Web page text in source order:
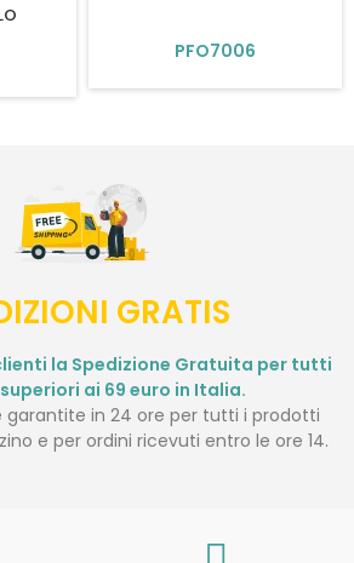
PFO7006
GRATIS
la Spedizione Gratuita per tutti
ai 69 euro in Italia.
garantite in 24 ore per tutti i prodotti
e per ordini ricevuti entro le ore 14.